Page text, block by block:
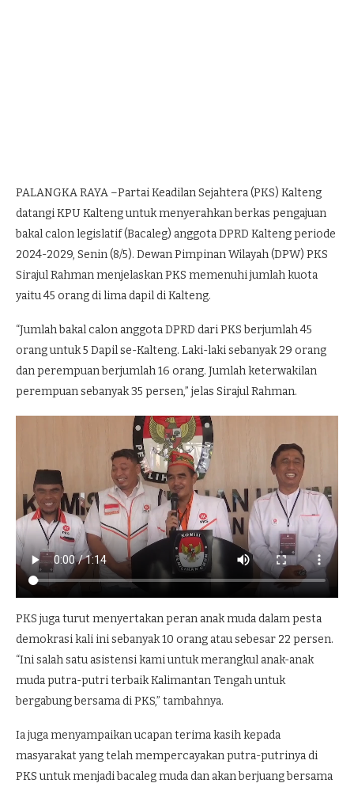
PALANGKA RAYA –Partai Keadilan Sejahtera (PKS) Kalteng
datangi KPU Kalteng untuk menyerahkan berkas pengajuan
bakal calon legislatif (Bacaleg) anggota DPRD Kalteng periode
2024-2029, Senin (8/5). Dewan Pimpinan Wilayah (DPW) PKS
Sirajul Rahman menjelaskan PKS memenuhi jumlah kuota
yaitu 45 orang di lima dapil di Kalteng.
“Jumlah bakal calon anggota DPRD dari PKS berjumlah 45
orang untuk 5 Dapil se-Kalteng. Laki-laki sebanyak 29 orang
dan perempuan berjumlah 16 orang. Jumlah keterwakilan
perempuan sebanyak 35 persen,” jelas Sirajul Rahman.
PKS juga turut menyertakan peran anak muda dalam pesta
demokrasi kali ini sebanyak 10 orang atau sebesar 22 persen.
“Ini salah satu asistensi kami untuk merangkul anak-anak
muda putra-putri terbaik Kalimantan Tengah untuk
bergabung bersama di PKS,” tambahnya.
Ia juga menyampaikan ucapan terima kasih kepada
masyarakat yang telah mempercayakan putra-putrinya di
PKS untuk menjadi bacaleg muda dan akan berjuang bersama